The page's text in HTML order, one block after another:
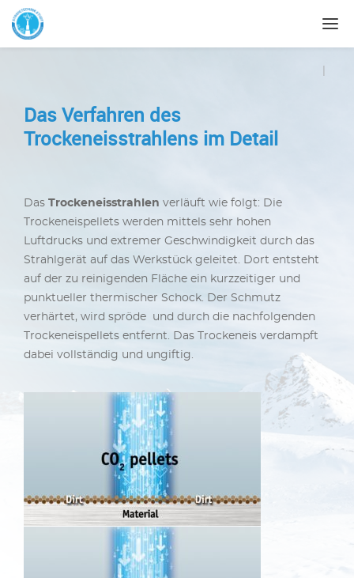
Das Verfahren des
Trockeneisstrahlens im Detail
Das Trockeneisstrahlen verläuft wie folgt: Die
Trockeneispellets werden mittels sehr hohen
Luftdrucks und extremer Geschwindigkeit durch das
Strahlgerät auf das Werkstück geleitet. Dort entsteht
auf der zu reinigenden Fläche ein kurzzeitiger und
punktueller thermischer Schock. Der Schmutz
verhärtet, wird spröde und durch die nachfolgenden
Trockeneispellets entfernt. Das Trockeneis verdampft
dabei vollständig und ungiftig.